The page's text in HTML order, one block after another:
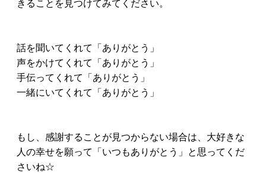
きることを見つけてみてください。
話を聞いてくれて「ありがとう」
声をかけてくれて「ありがとう」
手伝ってくれて「ありがとう」
一緒にいてくれて「ありがとう」
もし、感謝することが見つからない場合は、大好きな
人の幸せを願って「いつもありがとう」と思ってくだ
さいね☆